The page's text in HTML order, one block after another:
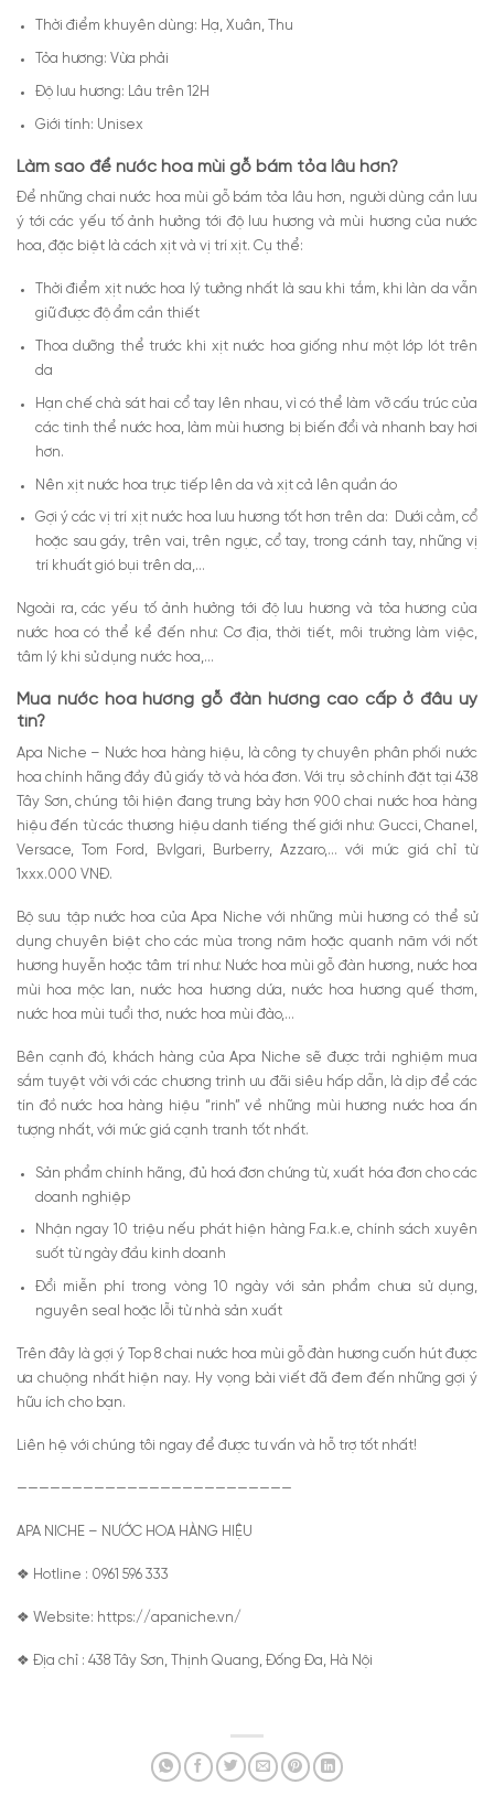
Thời điểm khuyên dùng: Hạ, Xuân, Thu
Tỏa hương: Vừa phải
Độ lưu hương: Lâu trên 12H
Giới tính: Unisex
Làm sao để nước hoa mùi gỗ bám tỏa lâu hơn?
Để những chai nước hoa mùi gỗ bám tỏa lâu hơn, người dùng cần lưu
ý tới các yếu tố ảnh hưởng tới độ lưu hương và mùi hương của nước
hoa, đặc biệt là cách xịt và vị trí xịt. Cụ thể:
Thời điểm xịt nước hoa lý tưởng nhất là sau khi tắm, khi làn da vẫn
giữ được độ ẩm cần thiết
Thoa dưỡng thể trước khi xịt nước hoa giống như một lớp lót trên
da
Hạn chế chà sát hai cổ tay lên nhau, vì có thể làm vỡ cấu trúc của
các tinh thể nước hoa, làm mùi hương bị biến đổi và nhanh bay hơi
hơn.
Nên xịt nước hoa trực tiếp lên da và xịt cả lên quần áo
Gợi ý các vị trí xịt nước hoa lưu hương tốt hơn trên da: Dưới cằm, cổ
hoặc sau gáy, trên vai, trên ngực, cổ tay, trong cánh tay, những vị
trí khuất gió bụi trên da,…
Ngoài ra, các yếu tố ảnh hưởng tới độ lưu hương và tỏa hương của
nước hoa có thể kể đến như: Cơ địa, thời tiết, môi trường làm việc,
tâm lý khi sử dụng nước hoa,…
Mua nước hoa hương gỗ đàn hương cao cấp ở đâu uy
tín?
Apa Niche – Nước hoa hàng hiệu, là công ty chuyên phân phối nước
hoa chính hãng đầy đủ giấy tờ và hóa đơn. Với trụ sở chính đặt tại 438
Tây Sơn, chúng tôi hiện đang trưng bày hơn 900 chai nước hoa hàng
hiệu đến từ các thương hiệu danh tiếng thế giới như: Gucci, Chanel,
Versace, Tom Ford, Bvlgari, Burberry, Azzaro,… với mức giá chỉ từ
1xxx.000 VNĐ.
Bộ sưu tập nước hoa của Apa Niche với những mùi hương có thể sử
dụng chuyên biệt cho các mùa trong năm hoặc quanh năm với nốt
hương huyễn hoặc tâm trí như: Nước hoa mùi gỗ đàn hương, nước hoa
mùi hoa mộc lan, nước hoa hương dứa, nước hoa hương quế thơm,
nước hoa mùi tuổi thơ, nước hoa mùi đào,…
Bên cạnh đó, khách hàng của Apa Niche sẽ được trải nghiệm mua
sắm tuyệt vời với các chương trình ưu đãi siêu hấp dẫn, là dịp để các
tín đồ nước hoa hàng hiệu “rinh” về những mùi hương nước hoa ấn
tượng nhất, với mức giá cạnh tranh tốt nhất.
Sản phẩm chính hãng, đủ hoá đơn chứng từ, xuất hóa đơn cho các
doanh nghiệp
Nhận ngay 10 triệu nếu phát hiện hàng F.a.k.e, chính sách xuyên
suốt từ ngày đầu kinh doanh
Đổi miễn phí trong vòng 10 ngày với sản phẩm chưa sử dụng,
nguyên seal hoặc lỗi từ nhà sản xuất
Trên đây là gợi ý Top 8 chai nước hoa mùi gỗ đàn hương cuốn hút được
ưa chuộng nhất hiện nay. Hy vọng bài viết đã đem đến những gợi ý
hữu ích cho bạn.
Liên hệ với chúng tôi ngay để được tư vấn và hỗ trợ tốt nhất!
—————————————————————————
APA NICHE – NƯỚC HOA HÀNG HIỆU
❖ Hotline : 0961 596 333
❖ Website: https://apaniche.vn/
❖ Địa chỉ : 438 Tây Sơn, Thịnh Quang, Đống Đa, Hà Nội